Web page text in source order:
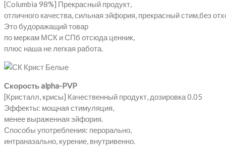
[Columbia 98%] Прекрасный продукт,
отличного качества, сильная эйфория, прекрасный стим,без
Это будоражащий товар
по меркам МСК и СПб отсюда ценник,
плюс наша не легкая работа.
Скорость alpha-PVP
[Кристалл, крисы] Качественный продукт, дозировка 0.05
Эффекты: мощная стимуляция,
менее выраженная эйфория.
Способы употребления: перорально,
интраназально, курение, внутривенно.